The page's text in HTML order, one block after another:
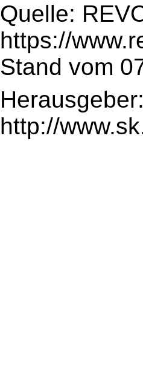
Quelle:
https://
Stand vom
http://